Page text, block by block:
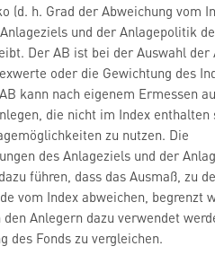
(d. h. Grad der Abweichung vom
und der Anlagepolitik
Der AB ist bei der Auswahl der
oder die Gewichtung des
kann nach eigenem Ermessen
die nicht im Index enthalten
zu nutzen. Die
des Anlageziels und der
führen, dass das Ausmaß, zu
vom Index abweichen, begrenzt
den Anlegern dazu verwendet
des Fonds zu vergleichen.